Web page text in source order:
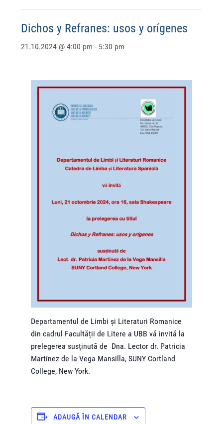
Dichos y Refranes: usos y orígenes
21.10.2024 @ 4:00 pm - 5:30 pm
Departamentul de Limbi și Literaturi Romanice
din cadrul Facultății de Litere a UBB vă invită la
prelegerea susținută de Dna. Lector dr. Patricia
Martínez de la Vega Mansilla, SUNY Cortland
College, New York.
ADAUGĂ ÎN CALENDAR